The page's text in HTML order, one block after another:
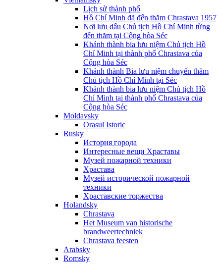
Lịch sử thành phố
Hồ Chí Minh đã đến thăm Chrastava 1957
Nơi lưu dấu Chủ tịch Hồ Chí Minh từng
đến thăm tại Cộng hòa Séc
Khánh thành bia lưu niệm Chủ tịch Hồ
Chí Minh tại thành phố Chrastava của
Cộng hòa Séc
Khánh thành Bia lưu niệm chuyến thăm
Chủ tịch Hồ Chí Minh tại Séc
Khánh thành bia lưu niệm Chủ tịch Hồ
Chí Minh tại thành phố Chrastava của
Cộng hòa Séc
Moldavsky
Orasul Istoric
Rusky
История города
Интересные вещи Храставы
Музей пожарной техники
Храстава
Музей исторической пожарной
техники
Храставские торжества
Holandsky
Chrastava
Het Museum van historische
brandweertechniek
Chrastava feesten
Arabsky
Romsky